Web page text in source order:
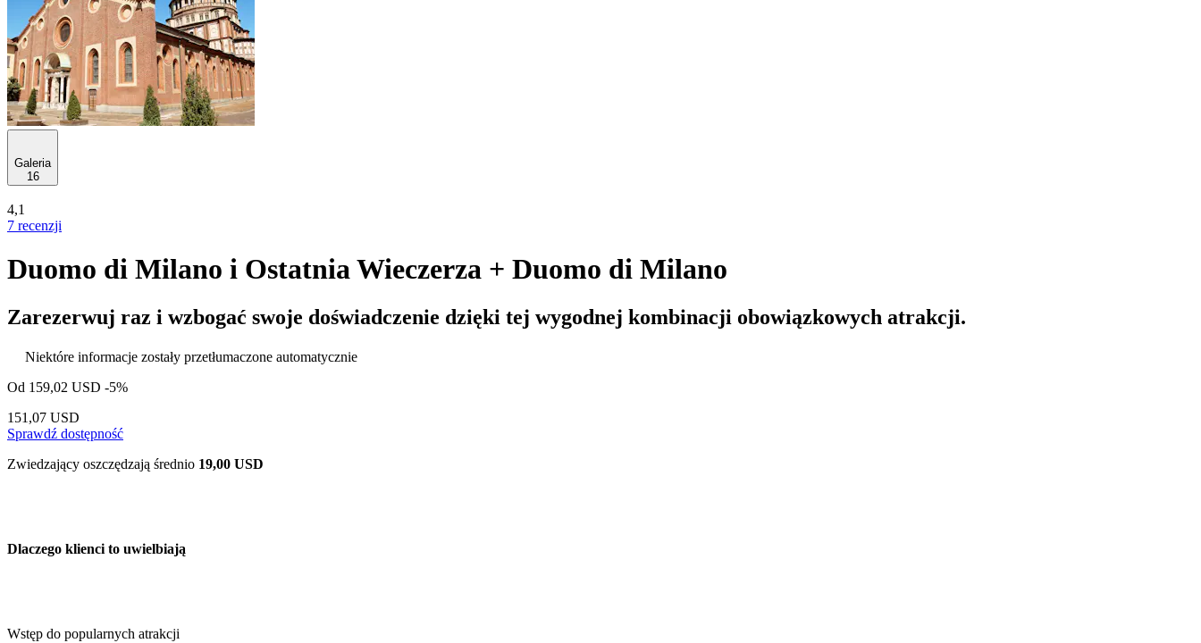
Galeria
16
4,1
7 recenzji
Duomo di Milano i Ostatnia Wieczerza + Duomo di Milano
Zarezerwuj raz i wzbogać swoje doświadczenie dzięki tej wygodnej kombinacji obowiązkowych atrakcji.
Niektóre informacje zostały przetłumaczone automatycznie
Od 159,02 USD -5%
151,07 USD
Sprawdź dostępność
Zwiedzający oszczędzają średnio 19,00 USD
Dlaczego klienci to uwielbiają
Wstęp do popularnych atrakcji